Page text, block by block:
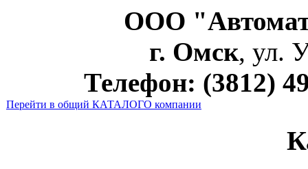
ООО
г. Омск, ул.
Телефон: (3812)
Перейти в общий КАТАЛОГО компании